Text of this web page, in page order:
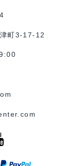
町3-17-12